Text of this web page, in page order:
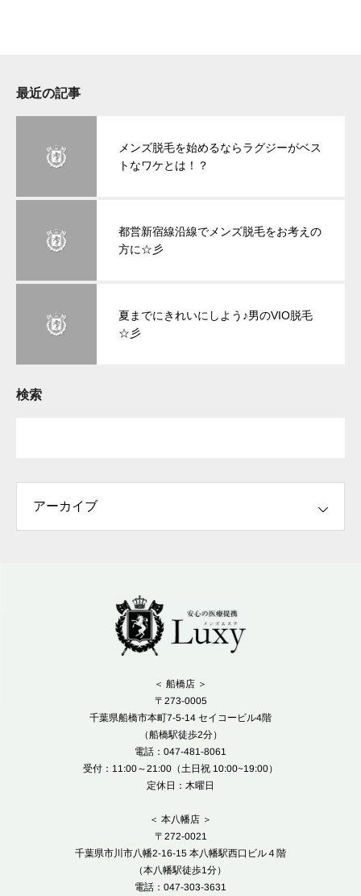
最近の記事
メンズ脱毛を始めるならラグジーがベス
トなワケとは！？
都営新宿線沿線でメンズ脱毛をお考えの
方に☆彡
夏までにきれいにしよう♪男のVIO脱毛
☆彡
検索
＜ 船橋店 ＞
〒273-0005
千葉県船橋市本町7-5-14 セイコービル4階
（船橋駅徒歩2分）
電話：047-481-8061
受付：11:00～21:00（土日祝 10:00~19:00）
定休日：木曜日
＜ 本八幡店 ＞
〒272-0021
千葉県市川市八幡2-16-15 本八幡駅西口ビル４階
（本八幡駅徒歩1分）
電話：047-303-3631